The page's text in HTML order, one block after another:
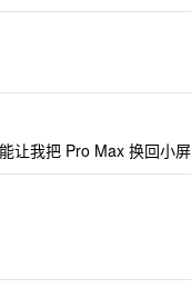
让我把 Pro Max 换回小屏